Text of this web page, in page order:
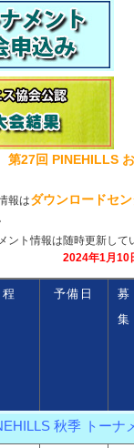
第27回 PINEHILLS
報はダウンロードセ
ント情報は随時更新し
2024年1月10
程 予備日
募
集
秋季 トーナ